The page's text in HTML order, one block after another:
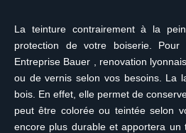
La teinture contrairement à la
protection de votre boiserie.
Entreprise Bauer , renovation
ou de vernis selon vos besoins. La
bois. En effet, elle permet de
peut être colorée ou teintée selon
encore plus durable et apportera un